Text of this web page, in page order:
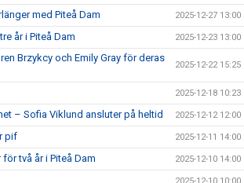
med Piteå Dam 2025-12-27 13:00
år i Piteå Dam 2025-12-23 13:00
Brzykcy och Emily Gray för deras
2025-12-22 15:25
2025-12-18 10:23
– Sofia Viklund ansluter på heltid 2025-12-12 12:00
pif 2025-12-11 14:00
två år i Piteå Dam 2025-12-10 14:00